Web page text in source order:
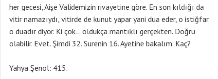
her gecesi, Aişe Validemizin rivayetine göre. En son kıldığı da
vitir namazıydı, vitirde de kunut yapar yani dua eder, o istiğfar
o duadır diyor. Ki çok… oldukça mantıklı gerçekten. Doğru
olabilir. Evet. Şimdi 32. Surenin 16. Ayetine bakalım. Kaç?
Yahya Şenol: 415.